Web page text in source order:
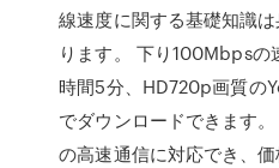
線速度に関する基礎知識
ります。 下り100Mbpsの
時間5分、HD720p画質の
でダウンロードできます
の高速通信に対応でき、